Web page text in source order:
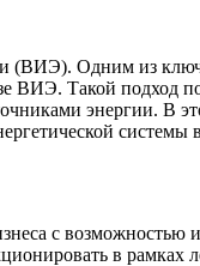
(ВИЭ). Одним из
ВИЭ. Такой подход
энергии. В
системы
с возможностью
в рамках